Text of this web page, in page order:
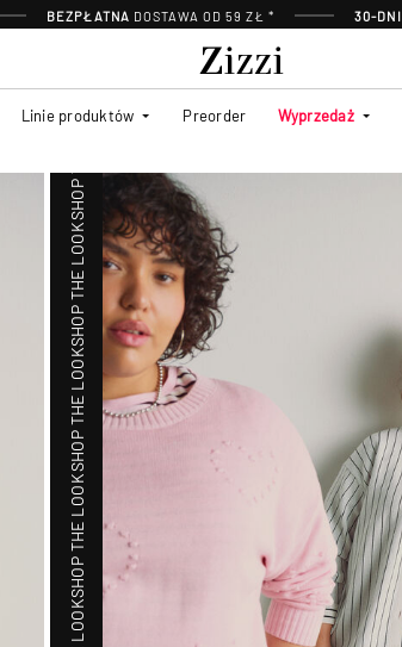
BEZPŁATNA DOSTAWA OD 59 ZŁ * 30-DNI
Linie produktów Preorder Wyprzedaż
SHOP THE LOOK
SHOP THE LOOK
SHOP THE LOOK
SHOP THE LOOK
SHOP THE LOOK